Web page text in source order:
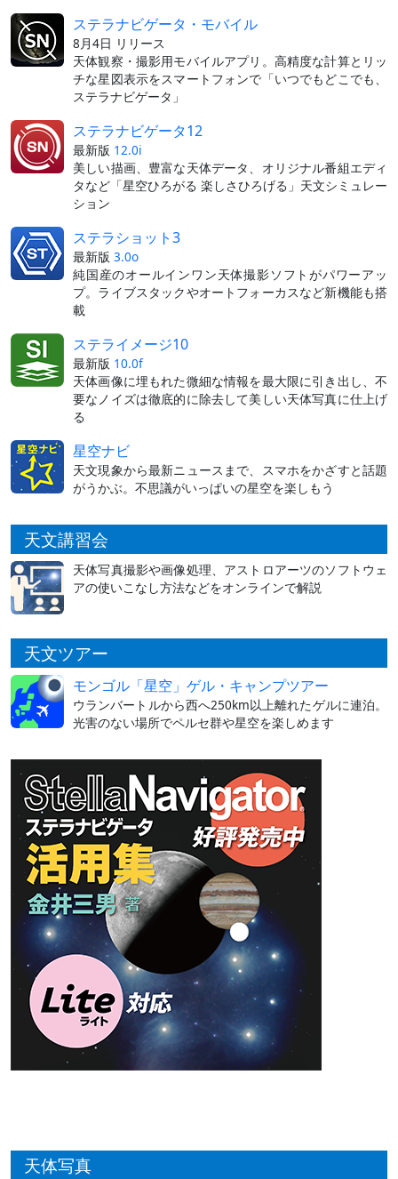
ステラナビゲータ・モバイル
8月4日 リリース
天体観察・撮影用モバイルアプリ。高精度な計算とリッ
チな星図表示をスマートフォンで「いつでもどこでも、
ステラナビゲータ」
ステラナビゲータ12
最新版 12.0i
美しい描画、豊富な天体データ、オリジナル番組エディ
タなど「星空ひろがる 楽しさひろげる」天文シミュレー
ション
ステラショット3
最新版 3.0o
純国産のオールインワン天体撮影ソフトがパワーアッ
プ。ライブスタックやオートフォーカスなど新機能も搭
載
ステライメージ10
最新版 10.0f
天体画像に埋もれた微細な情報を最大限に引き出し、不
要なノイズは徹底的に除去して美しい天体写真に仕上げ
る
星空ナビ
天文現象から最新ニュースまで、スマホをかざすと話題
がうかぶ。不思議がいっぱいの星空を楽しもう
天文講習会
天体写真撮影や画像処理、アストロアーツのソフトウェ
アの使いこなし方法などをオンラインで解説
天文ツアー
モンゴル「星空」ゲル・キャンプツアー
ウランバートルから西へ250km以上離れたゲルに連泊。
光害のない場所でペルセ群や星空を楽しめます
天体写真